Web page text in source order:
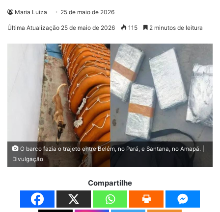
Maria Luiza 25 de maio de 2026
Última Atualização 25 de maio de 2026 115 2 minutos de leitura
O barco fazia o trajeto entre Belém, no Pará, e Santana, no Amapá. |
Divulgação
Compartilhe